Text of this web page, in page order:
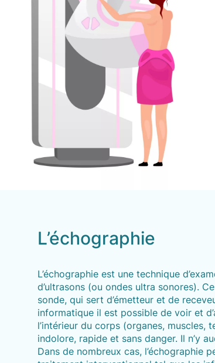
L’échographie
L’échographie est une technique
d’ultrasons (ou ondes ultra sonores).
sonde, qui sert d’émetteur et de
informatique il est possible de voir et
l’intérieur du corps (organes, muscles,
indolore, rapide et sans danger. Il n’y
Dans de nombreux cas, l’échographie